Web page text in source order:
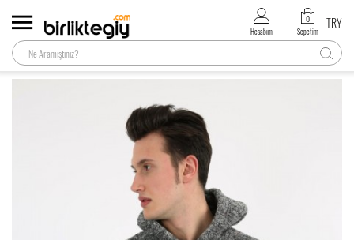
Hesabım
0
Sepetim
TRY